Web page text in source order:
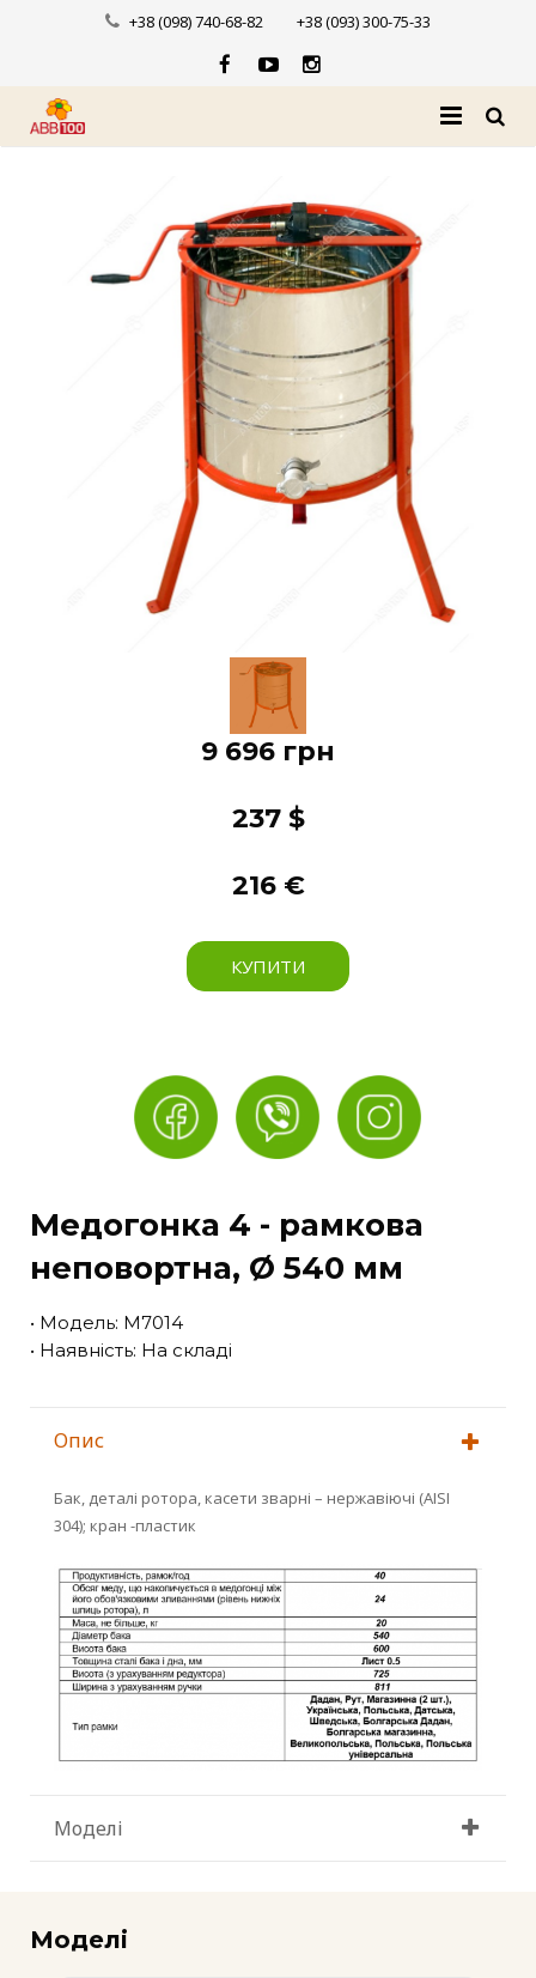
+38 (098) 740-68-82 +38 (093) 300-75-33
Каталог
Доставка і оплата
9 696 грн
237 $
216 €
КУПИТИ
Медогонка 4 - рамкова
неповортна, Ø 540 мм
• Модель: М7014
• Наявність: На складі
Опис
Бак, деталі ротора, касети зварні – нержавіючі (AISI
304); кран -пластик
Моделі
Моделі